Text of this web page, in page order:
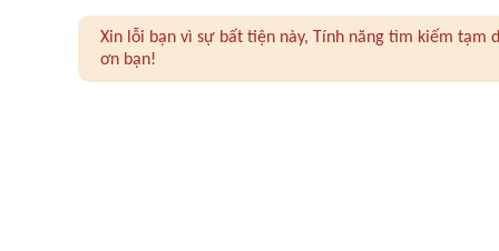
Xin lỗi bạn vì sự bất tiện này, Tính năng tìm kiếm
ơn bạn!